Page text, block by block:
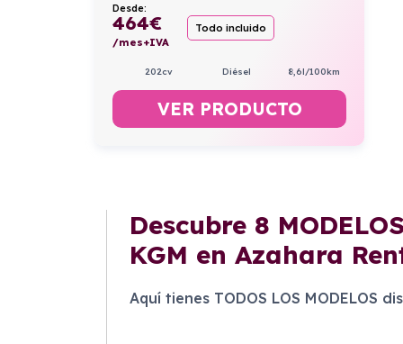
Desde:
464€
/mes+IVA
Todo incluido
202cv Diésel 8,6l/100km
VER PRODUCTO
Descubre 8
KGM en Azahara
Aquí tienes TODOS LOS MODELOS